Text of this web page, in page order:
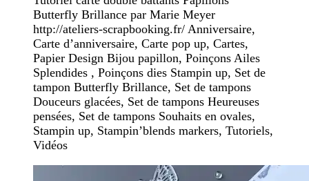
Butterfly Brillance par Marie Meyer
http://ateliers-scrapbooking.fr/ Anniversaire,
Carte d’anniversaire, Carte pop up, Cartes,
Papier Design Bijou papillon, Poinçons Ailes
Splendides , Poinçons dies Stampin up, Set de
tampon Butterfly Brillance, Set de tampons
Douceurs glacées, Set de tampons Heureuses
pensées, Set de tampons Souhaits en ovales,
Stampin up, Stampin’blends markers, Tutoriels,
Vidéos